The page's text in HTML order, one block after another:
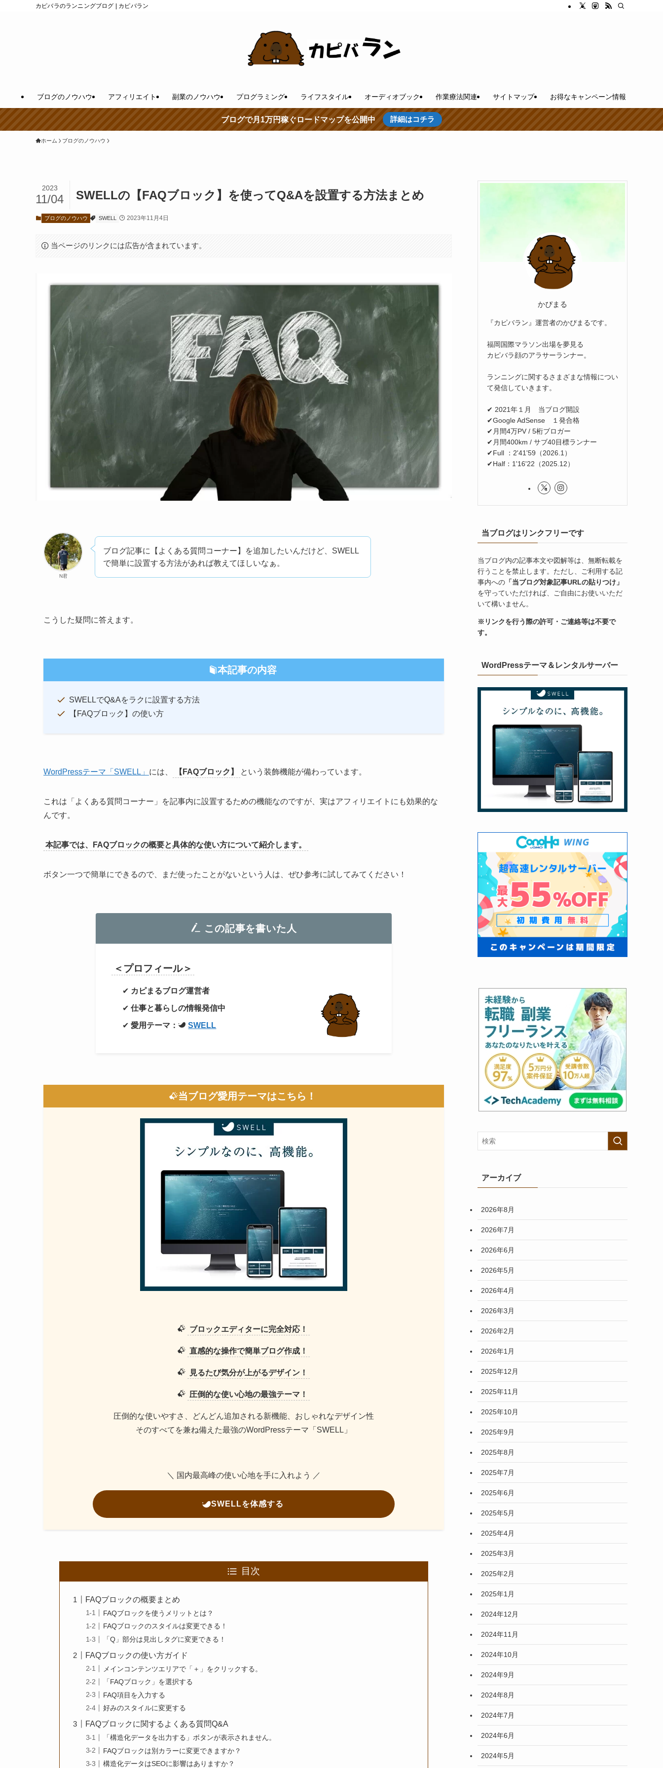
カピバラのランニングブログ | カピバラン
ブログのノウハウ アフィリエイト 副業のノウハウ プログラミング ライフスタイル オーディオブック 作業療法関連 サイトマップ お得なキャンペーン情報
ブログで月1万円稼ぐロードマップを公開中 詳細はコチラ
ホーム ブログのノウハウ
SWELLの【FAQブロック】を使ってQ&Aを設置する方法まとめ
2023
11/04
ブログのノウハウ SWELL 2023年11月4日
当ページのリンクには広告が含まれています。
N君
ブログ記事に【よくある質問コーナー】を追加したいんだけど、SWELL
で簡単に設置する方法があれば教えてほしいなぁ。
こうした疑問に答えます。
本記事の内容
SWELLでQ&Aをラクに設置する方法
【FAQブロック】の使い方
WordPressテーマ「SWELL」 には、 【FAQブロック】 という装飾機能が備わっています。
これは「よくある質問コーナー」を記事内に設置するための機能なのですが、実はアフィリエイトにも効果的な
んです。
本記事では、FAQブロックの概要と具体的な使い方について紹介します。
ボタン一つで簡単にできるので、まだ使ったことがないという人は、ぜひ参考に試してみてください！
この記事を書いた人
＜プロフィール＞
✔ カピまるブログ運営者
✔仕事と暮らしの情報発信中
✔愛用テーマ： SWELL
当ブログ愛用テーマはこちら！
ブロックエディターに完全対応！
直感的な操作で簡単ブログ作成！
見るたび気分が上がるデザイン！
圧倒的な使い心地の最強テーマ！
圧倒的な使いやすさ、どんどん追加される新機能、おしゃれなデザイン性
そのすべてを兼ね備えた最強のWordPressテーマ「SWELL」
＼ 国内最高峰の使い心地を手に入れよう ／
SWELLを体感する
目次
FAQブロックの概要まとめ
FAQブロックを使うメリットとは？
FAQブロックのスタイルは変更できる！
「Q」部分は見出しタグに変更できる！
FAQブロックの使い方ガイド
メインコンテンツエリアで「＋」をクリックする。
「FAQブロック」を選択する
FAQ項目を入力する
好みのスタイルに変更する
FAQブロックに関するよくある質問Q&A
「構造化データを出力する」ボタンが表示されません。
FAQブロックは別カラーに変更できますか？
構造化データはSEOに影響はありますか？
かぴまる
『カピバラン』運営者のかぴまるです。
福岡国際マラソン出場を夢見る
カピバラ顔のアラサーランナー。
ランニングに関するさまざまな情報につい
て発信していきます。
✔ 2021年１月 当ブログ開設
✔Google AdSense １発合格
✔月間4万PV / 5桁ブロガー
✔月間400km / サブ40目標ランナー
✔Full ：2'41'59（2026.1）
✔Half：1'16'22（2025.12）
当ブログはリンクフリーです
当ブログ内の記事本文や図解等は、無断転載を
行うことを禁止します。ただし、ご利用する記
事内への 「当ブログ対象記事URLの貼りつけ」
を守っていただければ、ご自由にお使いいただ
いて構いません。
※リンクを行う際の許可・ご連絡等は不要で
す。
WordPressテーマ＆レンタルサーバー
アーカイブ
2026年8月
2026年7月
2026年6月
2026年5月
2026年4月
2026年3月
2026年2月
2026年1月
2025年12月
2025年11月
2025年10月
2025年9月
2025年8月
2025年7月
2025年6月
2025年5月
2025年4月
2025年3月
2025年2月
2025年1月
2024年12月
2024年11月
2024年10月
2024年9月
2024年8月
2024年7月
2024年6月
2024年5月